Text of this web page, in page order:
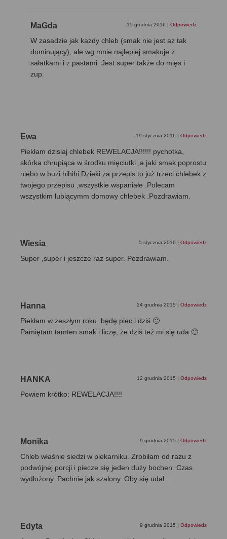
MaGda 15 grudnia 2016 | Odpowiedz
W zasadzie jak każdy chleb (smak nie jest aż tak
dominujący), ale wg mnie najlepiej smakuje z
sałatkami i z pastami. Jest super także do mięs i
zup.
Ewa 19 stycznia 2016 | Odpowiedz
Piekłam dzisiaj chlebek REWELACJA!!!!!! pychotka,
skórka chrupiąca w środku mięciutki ,a jaki smak poprostu
niebo w buzi hihihi.Dzieki za przepis to już trzeci chlebek z
twojego przepisu ,wszystkie wspaniałe .Polecam
wszystkim lubiącymm domowy chlebek .Pozdrawiam.
Wiesia 5 stycznia 2016 | Odpowiedz
Super ,super i jeszcze raz super. Pozdrawiam.
Hanna 24 grudnia 2015 | Odpowiedz
Piekłam w zeszłym roku, będę piec i dziś 🙂
Pamiętam tamten smak i liczę, że dziś też mi się uda 🙂
HANKA 12 grudnia 2015 | Odpowiedz
Powiem krótko: REWELACJA!!!!
Monika 9 grudnia 2015 | Odpowiedz
Chleb właśnie siedzi w piekarniku. Zrobiłam od razu z
podwójnej porcji i piecze się jeden duży bochen. Czas
wydłużony. Pachnie jak szalony. Oby się udał….
Edyta 9 grudnia 2015 | Odpowiedz